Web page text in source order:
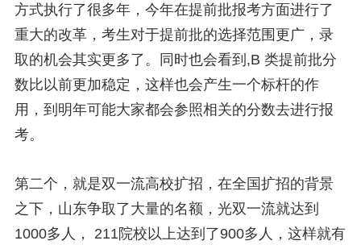
方式执行了很多年，今年在提前批报考方面进行了
重大的改革，考生对于提前批的选择范围更广，录
取的机会其实更多了。同时也会看到,B 类提前批分
数比以前更加稳定，这样也会产生一个标杆的作
用，到明年可能大家都会参照相关的分数去进行报
考。
第二个，就是双一流高校扩招，在全国扩招的背景
之下，山东争取了大量的名额，光双一流就达到
1000多人， 211院校以上达到了900多人，这样就有